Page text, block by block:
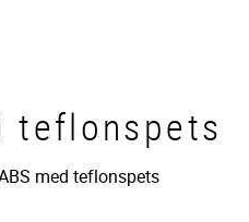
teflonspets
med teflonspets